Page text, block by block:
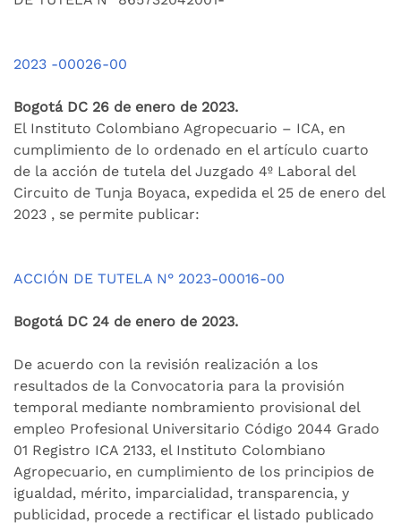
2023 -00026-00
Bogotá DC 26 de enero de 2023.
El Instituto Colombiano Agropecuario – ICA, en
cumplimiento de lo ordenado en el artículo cuarto
de la acción de tutela del Juzgado 4º Laboral del
Circuito de Tunja Boyaca, expedida el 25 de enero del
2023 , se permite publicar:
ACCIÓN DE TUTELA N° 2023-00016-00
Bogotá DC 24 de enero de 2023.
De acuerdo con la revisión realización a los
resultados de la Convocatoria para la provisión
temporal mediante nombramiento provisional del
empleo Profesional Universitario Código 2044 Grado
01 Registro ICA 2133, el Instituto Colombiano
Agropecuario, en cumplimiento de los principios de
igualdad, mérito, imparcialidad, transparencia, y
publicidad, procede a rectificar el listado publicado